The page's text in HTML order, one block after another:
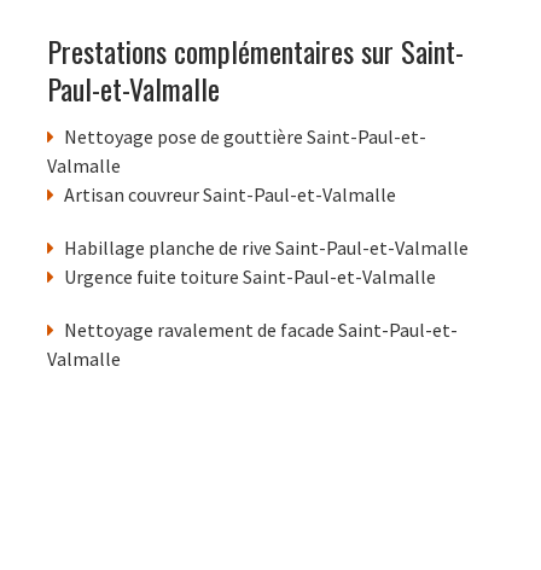
Prestations complémentaires sur Saint-
Paul-et-Valmalle
Nettoyage pose de gouttière Saint-Paul-et-
Valmalle
Artisan couvreur Saint-Paul-et-Valmalle
Habillage planche de rive Saint-Paul-et-Valmalle
Urgence fuite toiture Saint-Paul-et-Valmalle
Nettoyage ravalement de facade Saint-Paul-et-
Valmalle